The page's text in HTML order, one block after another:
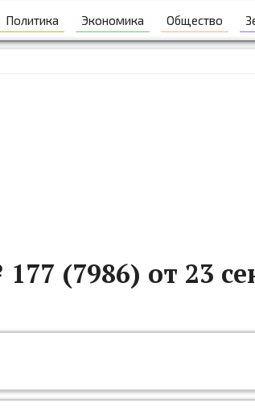
Политика Экономика Общество
(7986) от 23